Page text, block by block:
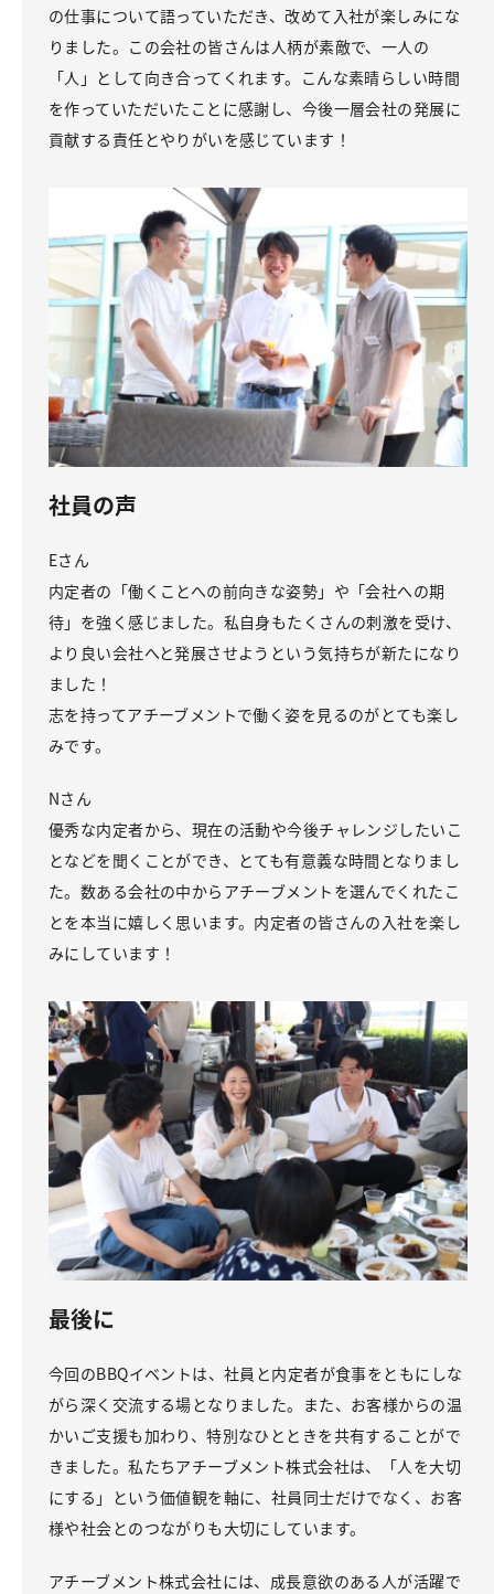
の仕事について語っていただき、改めて入社が楽しみにな
りました。この会社の皆さんは人柄が素敵で、一人の
「人」として向き合ってくれます。こんな素晴らしい時間
を作っていただいたことに感謝し、今後一層会社の発展に
貢献する責任とやりがいを感じています！
社員の声
Eさん
内定者の「働くことへの前向きな姿勢」や「会社への期
待」を強く感じました。私自身もたくさんの刺激を受け、
より良い会社へと発展させようという気持ちが新たになり
ました！
志を持ってアチーブメントで働く姿を見るのがとても楽し
みです。
Nさん
優秀な内定者から、現在の活動や今後チャレンジしたいこ
となどを聞くことができ、とても有意義な時間となりまし
た。数ある会社の中からアチーブメントを選んでくれたこ
とを本当に嬉しく思います。内定者の皆さんの入社を楽し
みにしています！
最後に
今回のBBQイベントは、社員と内定者が食事をともにしな
がら深く交流する場となりました。また、お客様からの温
かいご支援も加わり、特別なひとときを共有することがで
きました。私たちアチーブメント株式会社は、「人を大切
にする」という価値観を軸に、社員同士だけでなく、お客
様や社会とのつながりも大切にしています。
アチーブメント株式会社には、成長意欲のある人が活躍で